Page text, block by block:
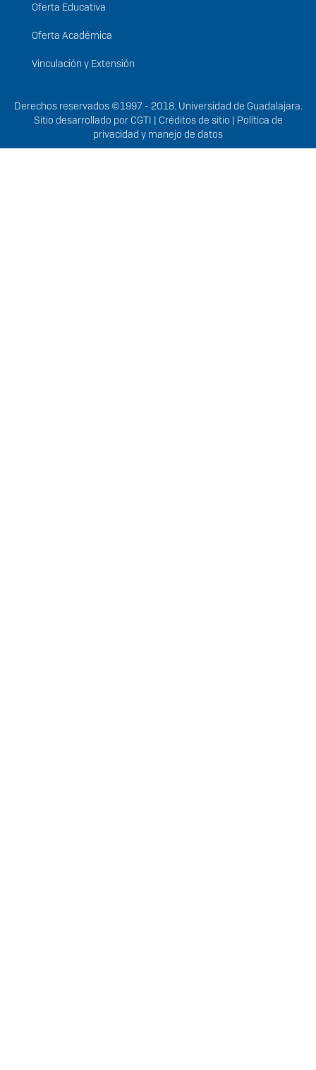
Oferta Educativa
Oferta Académica
Vinculación y Extensión
Derechos
Derechos reservados ©1997 - 2018. Universidad de Guadalajara.
Sitio desarrollado por CGTI | Créditos de sitio | Política de
privacidad y manejo de datos